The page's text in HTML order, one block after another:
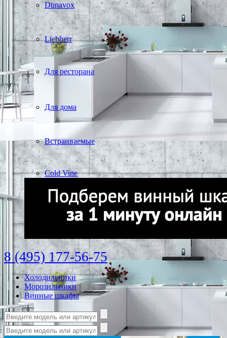
Dunavox
Liebherr
Для ресторана
Для дома
Встраиваемые
Cold Vine
8 (495) 177-56-75
Холодильники
Морозильники
Винные шкафы